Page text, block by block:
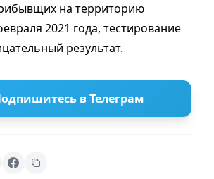
на территорию
2021 года, тестирование
результат.
в Телеграм